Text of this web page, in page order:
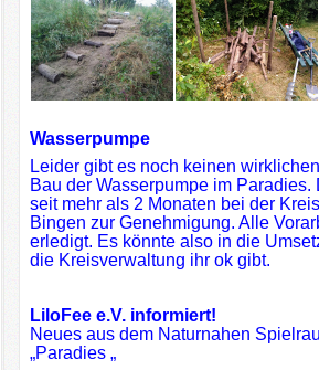
Wasserpumpe
Leider gibt es noch keinen
Bau der Wasserpumpe im Paradies.
seit mehr als 2 Monaten bei der
Bingen zur Genehmigung. Alle
erledigt. Es könnte also in die
die Kreisverwaltung ihr ok gibt.
LiloFee e.V. informiert!
Neues aus dem Naturnahen
„Paradies „